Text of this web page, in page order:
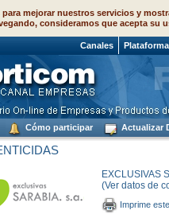
mejorar nuestros servicios y
consideramos que acepta su
2026 Canales
Cómo participar Actualizar
EXCLUSIVAS
(Ver datos de
Imprime